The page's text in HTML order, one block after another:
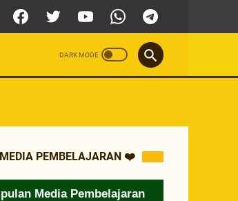
PEMBELAJARAN ❤️
Media Pembelajaran